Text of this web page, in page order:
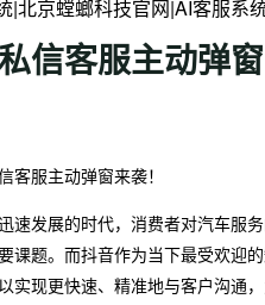
|北京螳螂科技官网|AI客服系
信客服主动弹窗
客服主动弹窗来袭！
速发展的时代，消费者对汽车服
课题。而抖音作为当下最受欢迎
实现更快速、精准地与客户沟通